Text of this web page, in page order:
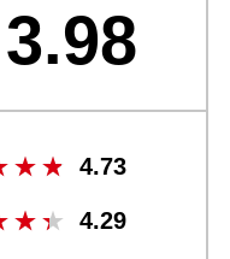
3.98
4.73
4.29